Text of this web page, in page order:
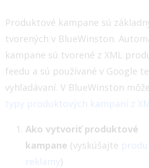
Produktové kampane sú
tvorených v BlueWinston.
kampane sú tvorené z XML
feedu a sú používané v Google
vyhľadávaní. V BlueWinston
typy produktových kampaní z
Ako vytvoriť produktové
kampane (vyskúšajte
reklamy)